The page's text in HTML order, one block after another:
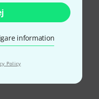
information
Policy
med
eller